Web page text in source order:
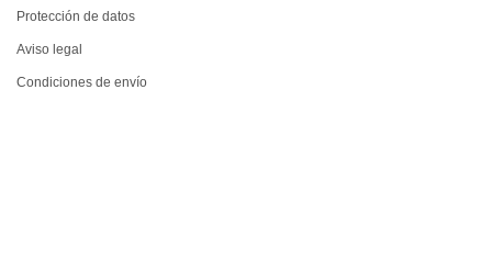
Protección de datos
Aviso legal
Condiciones de envío